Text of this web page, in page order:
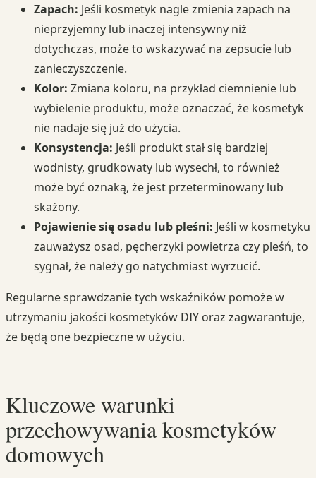
Zapach: Jeśli kosmetyk nagle zmienia zapach na
nieprzyjemny lub inaczej intensywny niż
dotychczas, może to wskazywać na zepsucie lub
zanieczyszczenie.
Kolor: Zmiana koloru, na przykład ciemnienie lub
wybielenie produktu, może oznaczać, że kosmetyk
nie nadaje się już do użycia.
Konsystencja: Jeśli produkt stał się bardziej
wodnisty, grudkowaty lub wysechł, to również
może być oznaką, że jest przeterminowany lub
skażony.
Pojawienie się osadu lub pleśni: Jeśli w kosmetyku
zauważysz osad, pęcherzyki powietrza czy pleśń, to
sygnał, że należy go natychmiast wyrzucić.
Regularne sprawdzanie tych wskaźników pomoże w
utrzymaniu jakości kosmetyków DIY oraz zagwarantuje,
że będą one bezpieczne w użyciu.
Kluczowe warunki
przechowywania kosmetyków
domowych